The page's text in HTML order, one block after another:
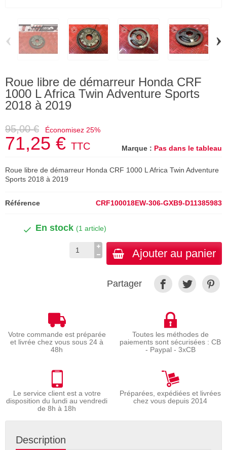
‹ ›
Roue libre de démarreur Honda CRF
1000 L Africa Twin Adventure Sports
2018 à 2019
Marque : Pas dans le tableau
95,00 € Économisez 25%
71,25 € TTC
Roue libre de démarreur Honda CRF 1000 L Africa Twin Adventure
Sports 2018 à 2019
Référence CRF100018EW-306-GXB9-D11385983
En stock (1 article)
Ajouter au panier
Partager
Votre commande est préparée
et livrée chez vous sous 24 à
48h
Toutes les méthodes de
paiements sont sécurisées : CB
- Paypal - 3xCB
Le service client est a votre
disposition du lundi au vendredi
de 8h à 18h
Préparées, expédiées et livrées
chez vous depuis 2014
Description